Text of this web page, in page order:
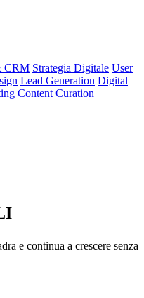
CRM Strategia Digitale User
Lead Generation Digital
Content Curation
e continua a crescere senza